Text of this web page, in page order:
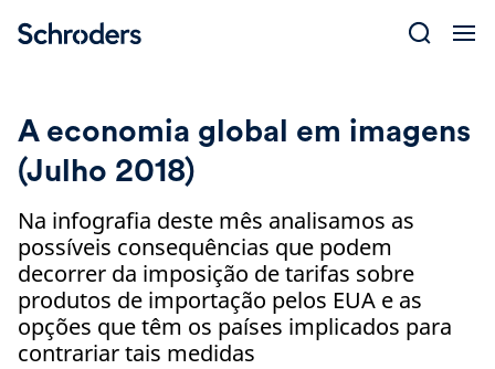
A economia global em imagens
(Julho 2018)
Na infografia deste mês analisamos as
possíveis consequências que podem
decorrer da imposição de tarifas sobre
produtos de importação pelos EUA e as
opções que têm os países implicados para
contrariar tais medidas